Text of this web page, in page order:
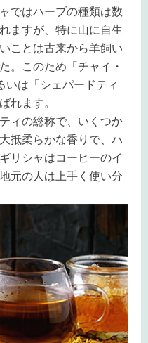
ではハーブの種類は数
ますが、特に山に自生
ことは古来から羊飼い
。このため「チャイ・
いは「シェパードティ
れます。
ィの総称で、いくつか
抵柔らかな香りで、ハ
リシャはコーヒーのイ
元の人は上手く使い分